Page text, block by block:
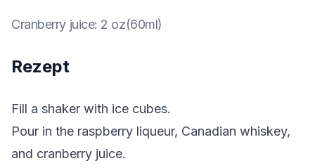
Cranberry juice: 2 oz(60ml)
Rezept
Fill a shaker with ice cubes.
Pour in the raspberry liqueur, Canadian whiskey,
and cranberry juice.